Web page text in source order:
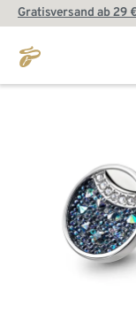
Gratisversand ab 29